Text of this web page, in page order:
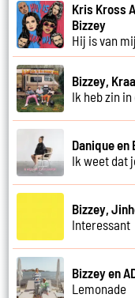
Kris Kross
Bizzey
Hij is van mij
Bizzey,
Ik heb zin
Danique en
Ik weet dat
Bizzey,
Interessant
Bizzey en
Lemonade